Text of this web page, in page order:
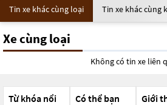
Tin xe khác cùng loại Tin xe khác cùng
Xe cùng loại
Không có tin xe liên
Từ khóa nổi
Có thể bạn
Giới